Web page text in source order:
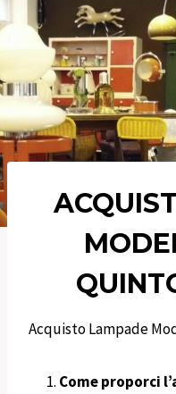
Acquisto Lampade
Come proporci